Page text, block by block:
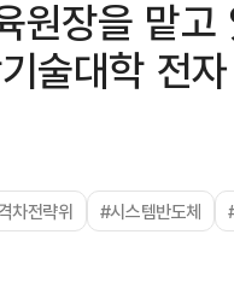
원장을 맡
술대학 전
차전략위 #시스템반도체